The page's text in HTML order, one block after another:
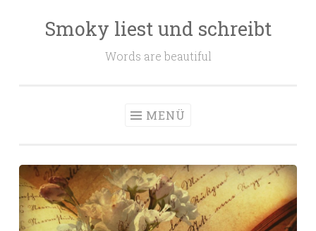
Smoky liest und schreibt
Words are beautiful
MENÜ